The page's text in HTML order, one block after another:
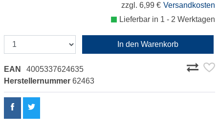
zzgl. 6,99 € Versandkosten
Lieferbar in 1 - 2 Werktagen
In den Warenkorb
EAN
4005337624635
Herstellernummer 62463